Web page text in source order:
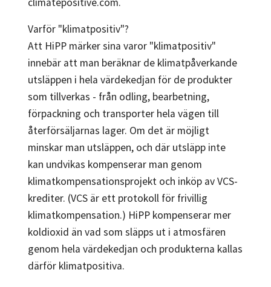
Varför "klimatpositiv"?
Att HiPP märker sina varor "klimatpositiv"
innebär att man beräknar de klimatpåverkande
utsläppen i hela värdekedjan för de produkter
som tillverkas - från odling, bearbetning,
förpackning och transporter hela vägen till
återförsäljarnas lager. Om det är möjligt
minskar man utsläppen, och där utsläpp inte
kan undvikas kompenserar man genom
klimatkompensationsprojekt och inköp av VCS-
krediter. (VCS är ett protokoll för frivillig
klimatkompensation.) HiPP kompenserar mer
koldioxid än vad som släpps ut i atmosfären
genom hela värdekedjan och produkterna kallas
därför klimatpositiva.